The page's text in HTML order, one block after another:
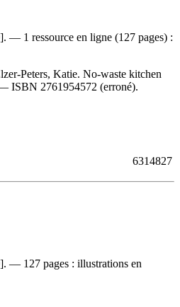
— 1 ressource en ligne (127 pages) :
Peters, Katie. No-waste kitchen
— ISBN 2761954572 (erroné).
6314827
— 127 pages : illustrations en